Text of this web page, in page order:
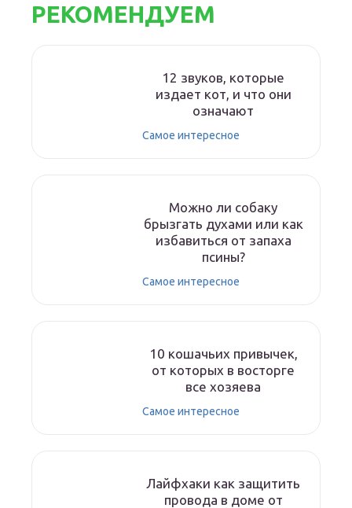
РЕКОМЕНДУЕМ
12 звуков, которые
издает кот, и что они
означают
Самое интересное
Можно ли собаку
брызгать духами или как
избавиться от запаха
псины?
Самое интересное
10 кошачьих привычек,
от которых в восторге
все хозяева
Самое интересное
Лайфхаки как защитить
провода в доме от